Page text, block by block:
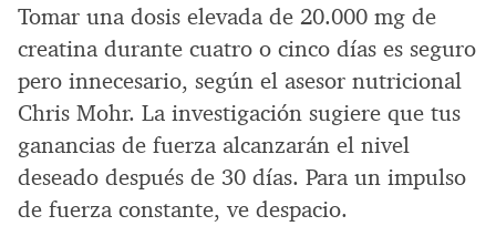
Tomar una dosis elevada de 20.000 mg de
creatina durante cuatro o cinco días es seguro
pero innecesario, según el asesor nutricional
Chris Mohr. La investigación sugiere que tus
ganancias de fuerza alcanzarán el nivel
deseado después de 30 días. Para un impulso
de fuerza constante, ve despacio.